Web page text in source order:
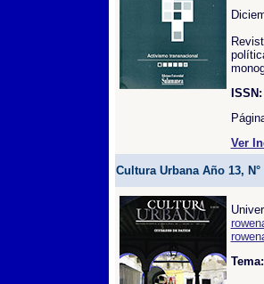
Ver
Cultura Urbana Año 13, N°